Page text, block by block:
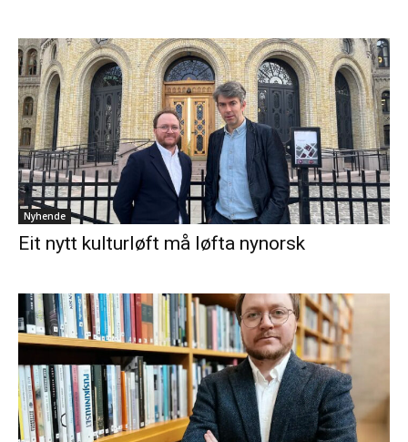
Nyhende
Eit nytt kulturløft må løfta nynorsk